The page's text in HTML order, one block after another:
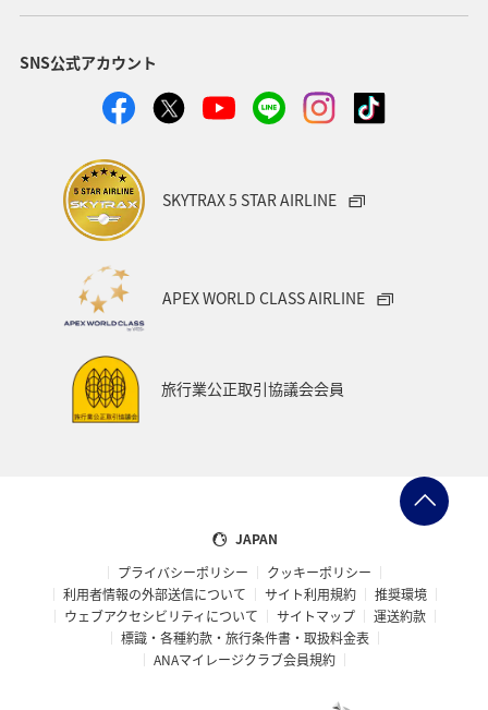
クロダイ 長野県 愛知県 お祭り・イベント
ライフ ANAのふるさと納税
タイ オーストラリア 東海地方
福岡県 兵庫県
イシダイ 石垣
高知県
スキー・スノボ
福井県 日常
マイルを貯める
家族旅行
九州地方 札幌 徳島県
東北海道 旅アト 栃木県 関東・甲信越地方
SNS公式アカウント
SKYTRAX 5 STAR AIRLINE
APEX WORLD CLASS AIRLINE
旅行業公正取引協議会会員
JAPAN
プライバシーポリシー
クッキーポリシー
利用者情報の外部送信について
サイト利用規約
推奨環境
ウェブアクセシビリティについて
サイトマップ
運送約款
標識・各種約款・旅行条件書・取扱料金表
ANAマイレージクラブ会員規約